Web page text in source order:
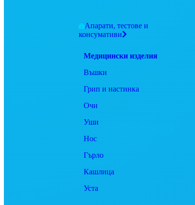
Апарати, тестове и
консумативи
Медицински изделия
Въшки
Грип и настинка
Очи
Уши
Нос
Гърло
Кашлица
Уста